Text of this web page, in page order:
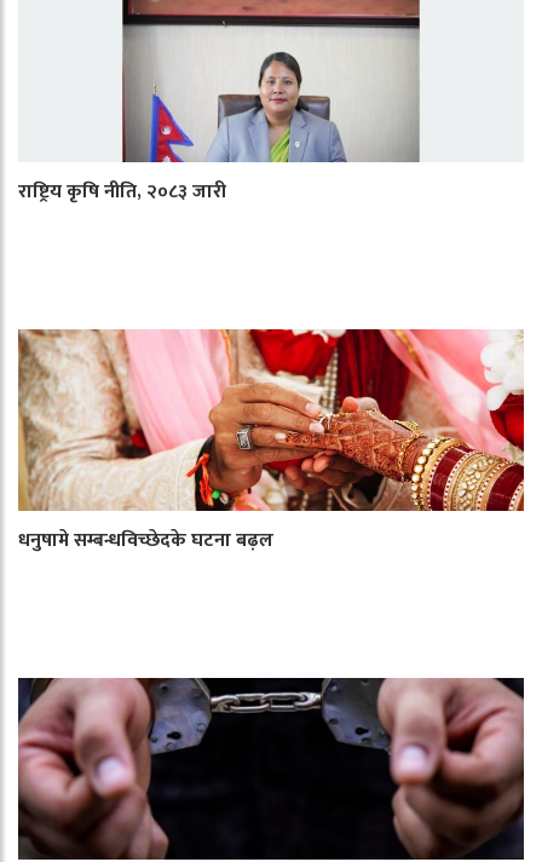
राष्ट्रिय कृषि नीति, २०८३ जारी
धनुषामे सम्बन्धविच्छेदके घटना बढ़ल